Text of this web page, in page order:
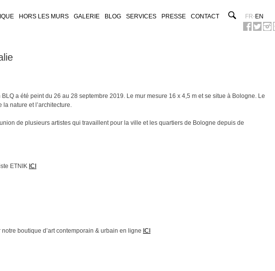
HORS LES MURS GALERIE BLOG SERVICES PRESSE CONTACT FR-EN
BLQ a été peint du 26 au 28 septembre 2019. Le mur mesure 16 x 4,5 m et se situe à Bologne. Le
nature et l’architecture.
de plusieurs artistes qui travaillent pour la ville et les quartiers de Bologne depuis de
ETNIK ICI
boutique d’art contemporain & urbain en ligne ICI